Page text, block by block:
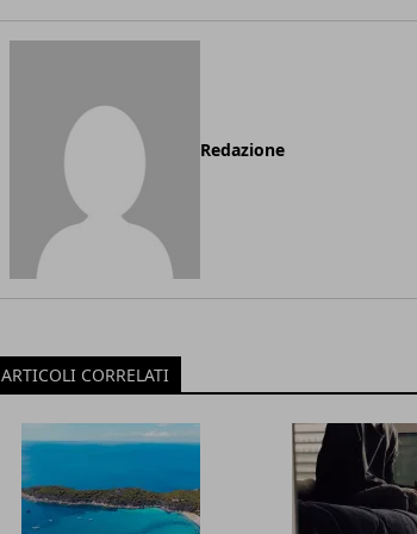
Redazione
ARTICOLI CORRELATI